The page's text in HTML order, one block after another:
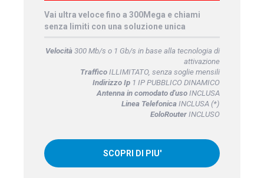
Vai ultra veloce fino a 300Mega e chiami
senza limiti con una soluzione unica
Velocità300 Mb/s o 1 Gb/s in base alla tecnologia di
attivazione
TrafficoILLIMITATO, senza soglie mensili
Indirizzo Ip1 IP PUBBLICO DINAMICO
Antenna in comodato d'usoINCLUSA
Linea TelefonicaINCLUSA (*)
EoloRouterINCLUSO
SCOPRI DI PIU'